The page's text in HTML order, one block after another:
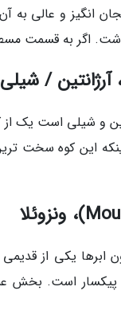
انگیز و عالی به
اگر به قسمت
و شیلی است یک
این کوه سخت
با ارتفاع 9200 فوت
است. بخش